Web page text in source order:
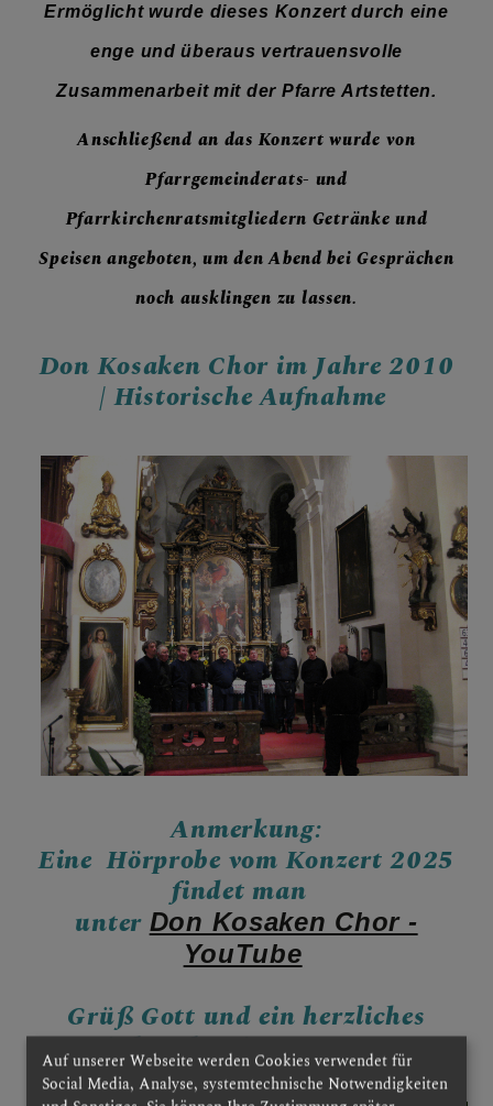
Ermöglicht wurde dieses Konzert durch eine
enge und überaus vertrauensvolle
Zusammenarbeit mit der Pfarre Artstetten.
Anschließend an das Konzert wurde von
Pfarrgemeinderats- und
Pfarrkirchenratsmitgliedern Getränke und
Speisen angeboten, um den Abend bei Gesprächen
noch ausklingen zu lassen.
Don Kosaken Chor im Jahre 2010
| Historische Aufnahme
Anmerkung:
Eine Hörprobe vom Konzert 2025
findet man
unterDon Kosaken Chor -
YouTube
Grüß Gott und ein herzliches
Wiedersehen in Artstetten !
Auf unserer Webseite werden Cookies verwendet für
Social Media, Analyse, systemtechnische Notwendigkeiten